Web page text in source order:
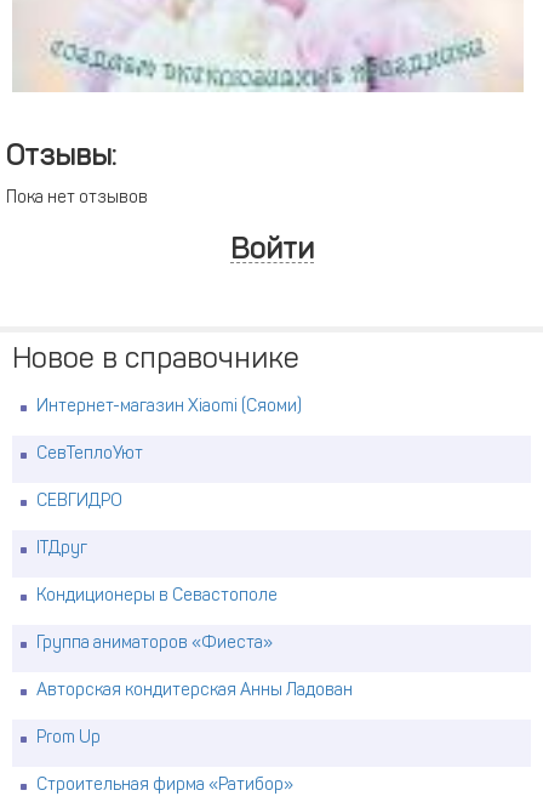
Отзывы:
Пока нет отзывов
Войти
Новое в справочнике
Интернет-магазин Xiaomi (Сяоми)
СевТеплоУют
СЕВГИДРО
ITДруг
Кондиционеры в Севастополе
Группа аниматоров «Фиеста»
Авторская кондитерская Анны Ладован
Prom Up
Строительная фирма «Ратибор»